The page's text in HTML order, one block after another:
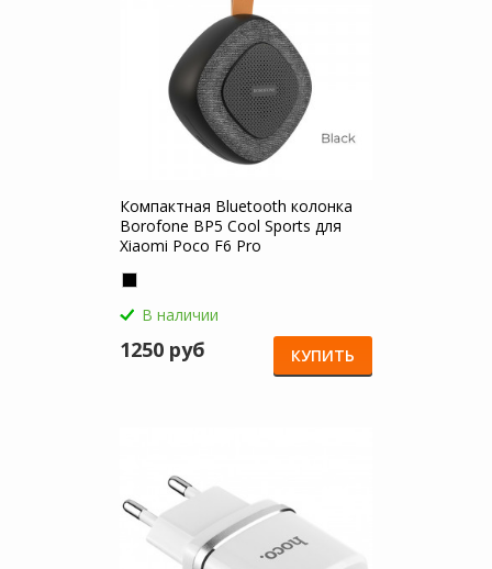
Компактная Bluetooth колонка
Borofone BP5 Cool Sports для
Xiaomi Poco F6 Pro
В наличии
1250 руб КУПИТЬ